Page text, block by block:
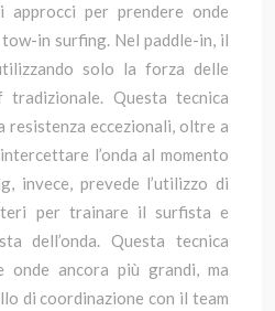
approcci per prendere onde
in surfing. Nel paddle-in, il
solo la forza delle
tradizionale. Questa tecnica
resistenza eccezionali, oltre a
l’onda al momento
invece, prevede l’utilizzo di
per trainare il surfista e
dell’onda. Questa tecnica
ancora più grandi, ma
di coordinazione con il team